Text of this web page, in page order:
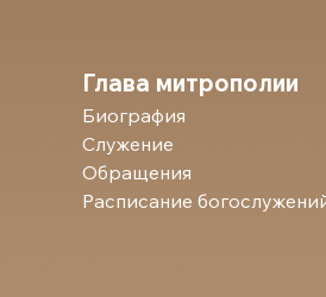
Глава митрополии
Биография
Служение
Обращения
Расписание